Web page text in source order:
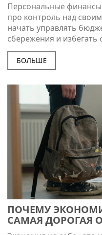
Персональные финансы
про контроль над
начать управлять
сбережения и
небольшим доходом.
БОЛЬШЕ
ПОЧЕМУ
САМАЯ ДОРОГАЯ